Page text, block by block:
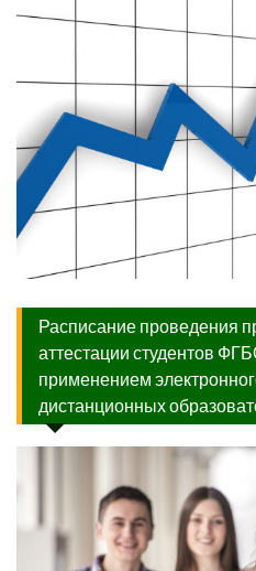
Расписание проведения
аттестации студентов
применением
дистанционных